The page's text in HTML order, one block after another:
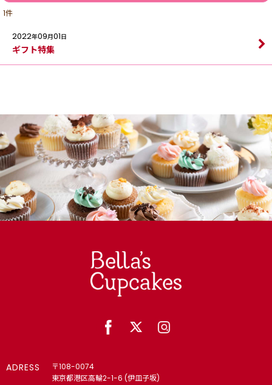
1件
2022年09月01日
ギフト特集
ADRESS
〒108-0074
東京都港区高輪2-1-6 (伊皿子坂)